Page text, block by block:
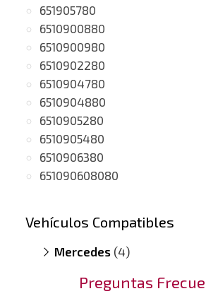
651905780
6510900880
6510900980
6510902280
6510904780
6510904880
6510905280
6510905480
6510906380
651090608080
Vehículos Compatibles
Mercedes (4)
Sprinter 216 CDI (motor
Preguntas